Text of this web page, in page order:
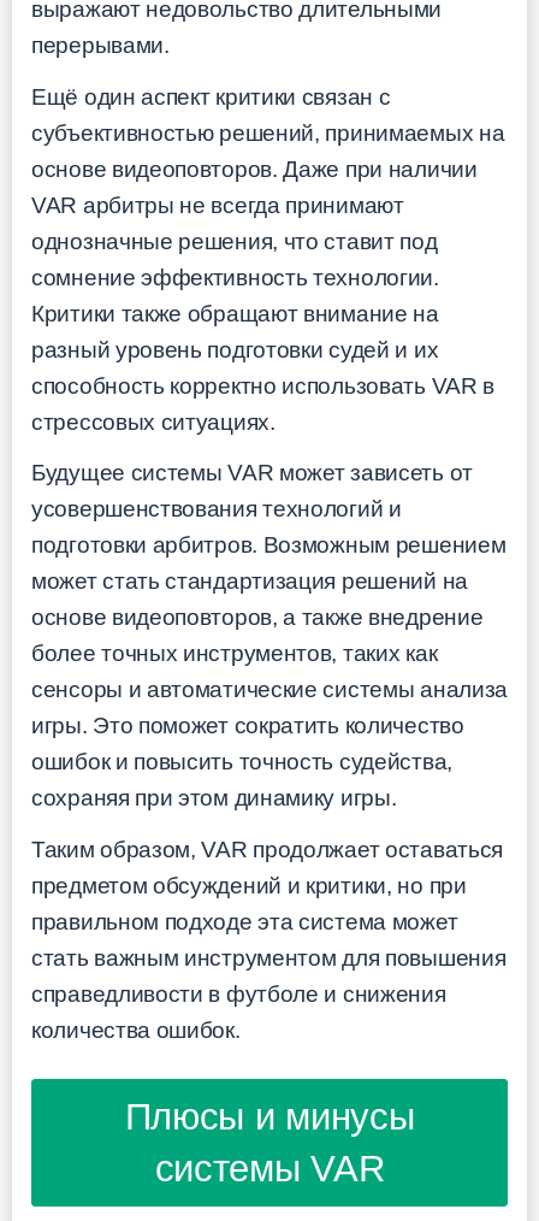
выражают недовольство длительными
перерывами.
Ещё один аспект критики связан с
субъективностью решений, принимаемых на
основе видеоповторов. Даже при наличии
VAR арбитры не всегда принимают
однозначные решения, что ставит под
сомнение эффективность технологии.
Критики также обращают внимание на
разный уровень подготовки судей и их
способность корректно использовать VAR в
стрессовых ситуациях.
Будущее системы VAR может зависеть от
усовершенствования технологий и
подготовки арбитров. Возможным решением
может стать стандартизация решений на
основе видеоповторов, а также внедрение
более точных инструментов, таких как
сенсоры и автоматические системы анализа
игры. Это поможет сократить количество
ошибок и повысить точность судейства,
сохраняя при этом динамику игры.
Таким образом, VAR продолжает оставаться
предметом обсуждений и критики, но при
правильном подходе эта система может
стать важным инструментом для повышения
справедливости в футболе и снижения
количества ошибок.
Плюсы и минусы
системы VAR